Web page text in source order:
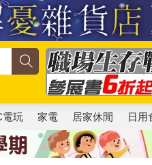
電玩 家電 居家休閒 日用